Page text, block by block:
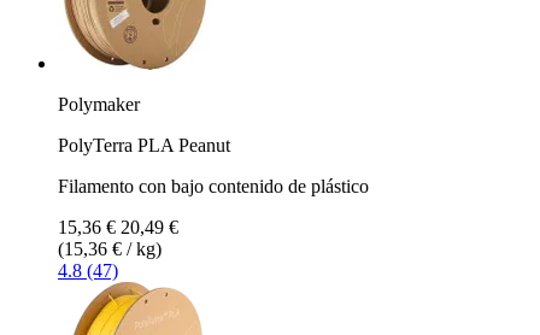
Polymaker
PolyTerra PLA Peanut
Filamento con bajo contenido de plástico
15,36 € 20,49 €
(15,36 € / kg)
4.8 (47)